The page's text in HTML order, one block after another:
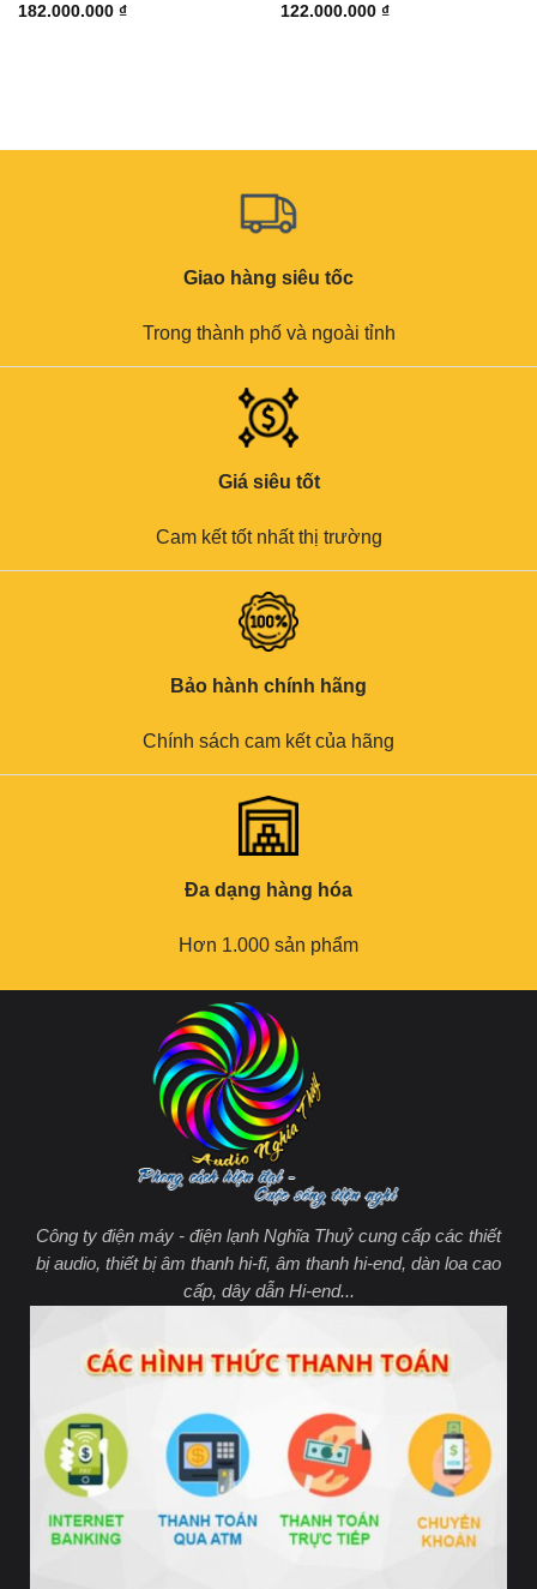
182.000.000 ₫ 122.000.000 ₫
Giao hàng siêu tốc
Trong thành phố và ngoài tỉnh
Giá siêu tốt
Cam kết tốt nhất thị trường
Bảo hành chính hãng
Chính sách cam kết của hãng
Đa dạng hàng hóa
Hơn 1.000 sản phẩm
Công ty điện máy - điện lạnh Nghĩa Thuỷ cung cấp các thiết
bị audio, thiết bị âm thanh hi-fi, âm thanh hi-end, dàn loa cao
cấp, dây dẫn Hi-end...